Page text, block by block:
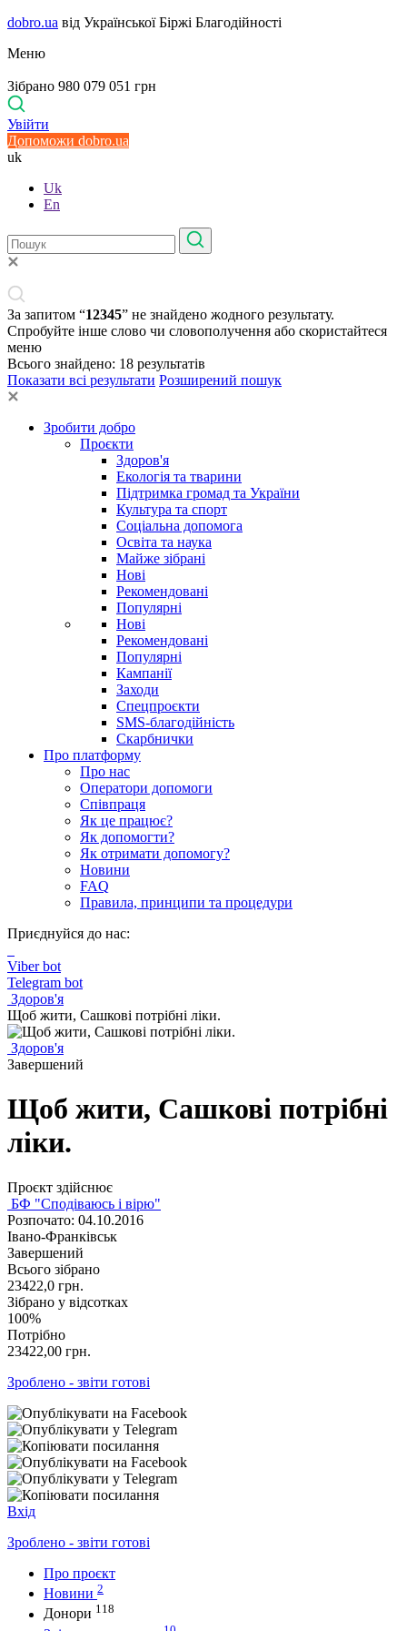
dobro.ua від Української Біржі Благодійності
Меню
Зібрано 980 079 051 грн
Увійти
Допоможи dobro.ua
uk
Uk
En
За запитом “12345” не знайдено жодного результату.
Спробуйте інше слово чи словополучення або скористайтеся
меню
Всього знайдено: 18 результатів
Показати всі результати Розширений пошук
Зробити добро
Проєкти
Здоров'я
Екологія та тварини
Підтримка громад та України
Культура та спорт
Соціальна допомога
Освіта та наука
Майже зібрані
Нові
Рекомендовані
Популярні
Нові
Рекомендовані
Популярні
Кампанії
Заходи
Спецпроєкти
SMS-благодійність
Скарбнички
Про платформу
Про нас
Оператори допомоги
Співпраця
Як це працює?
Як допомогти?
Як отримати допомогу?
Новини
FAQ
Правила, принципи та процедури
Приєднуйся до нас:
Viber bot
Telegram bot
Здоров'я
Щоб жити, Сашкові потрібні ліки.
Здоров'я
Завершений
Щоб жити, Сашкові потрібні
ліки.
Проєкт здійснює
БФ "Сподіваюсь і вірю"
Розпочато: 04.10.2016
Івано-Франківськ
Завершений
Всього зібрано
23422,0 грн.
Зібрано у відсотках
100%
Потрібно
23422,00 грн.
Зроблено - звіти готові
Вхід
Зроблено - звіти готові
Про проєкт
Новини 2
Донори 118